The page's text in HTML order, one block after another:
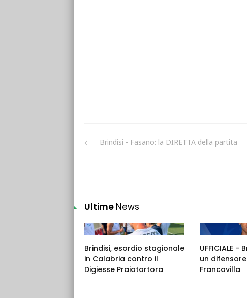
Brindisi - Fasano: la DIRETTA della partita
Ultime News
Brindisi, esordio stagionale
in Calabria contro il
Digiesse Praiatortora
UFFICIALE -
un
Francavilla